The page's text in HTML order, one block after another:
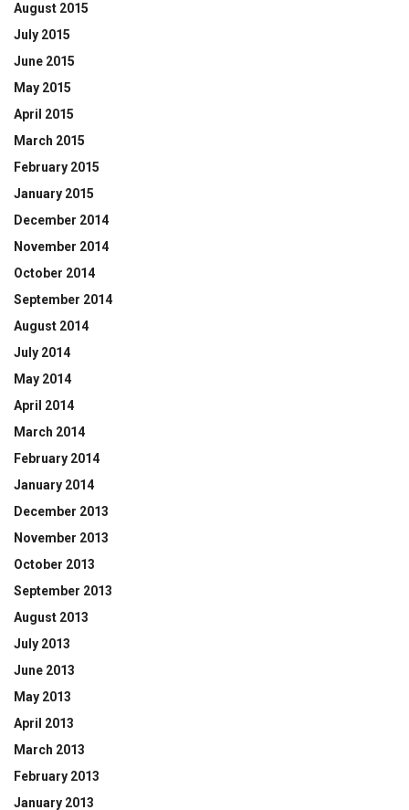
August 2015
July 2015
June 2015
May 2015
April 2015
March 2015
February 2015
January 2015
December 2014
November 2014
October 2014
September 2014
August 2014
July 2014
May 2014
April 2014
March 2014
February 2014
January 2014
December 2013
November 2013
October 2013
September 2013
August 2013
July 2013
June 2013
May 2013
April 2013
March 2013
February 2013
January 2013